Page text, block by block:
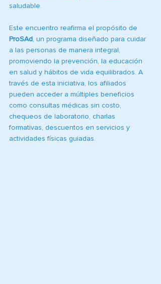
saludable.
Este encuentro reafirma el propósito de
ProSAd, un programa diseñado para cuidar
a las personas de manera integral,
promoviendo la prevención, la educación
en salud y hábitos de vida equilibrados. A
través de esta iniciativa, los afiliados
pueden acceder a múltiples beneficios
como consultas médicas sin costo,
chequeos de laboratorio, charlas
formativas, descuentos en servicios y
actividades físicas guiadas.